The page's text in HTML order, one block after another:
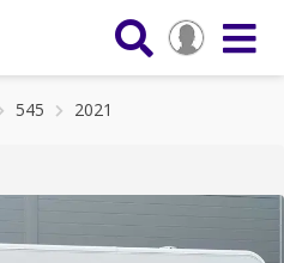
545 2021